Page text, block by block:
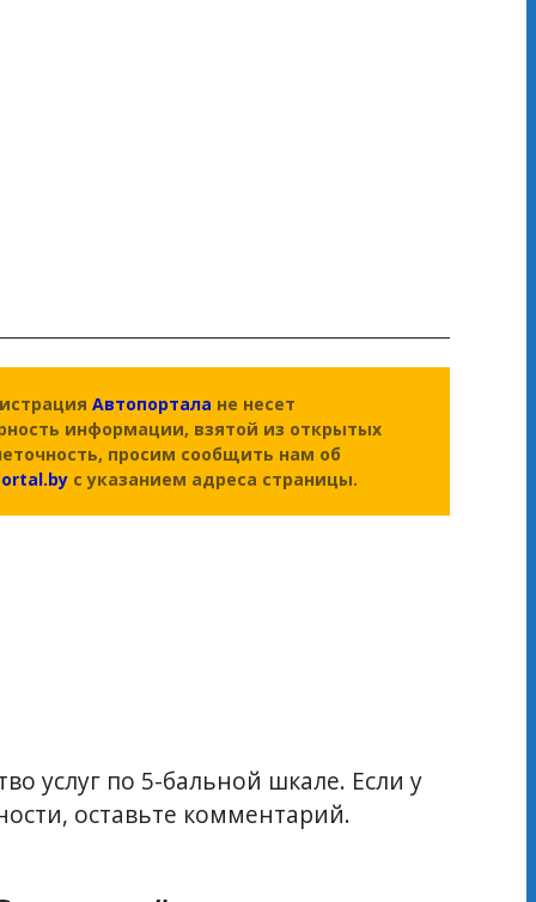
Автопортала не несет
информации, взятой из открытых
просим сообщить нам об
с указанием адреса страницы.
услуг по 5-бальной шкале. Если у
оставьте комментарий.